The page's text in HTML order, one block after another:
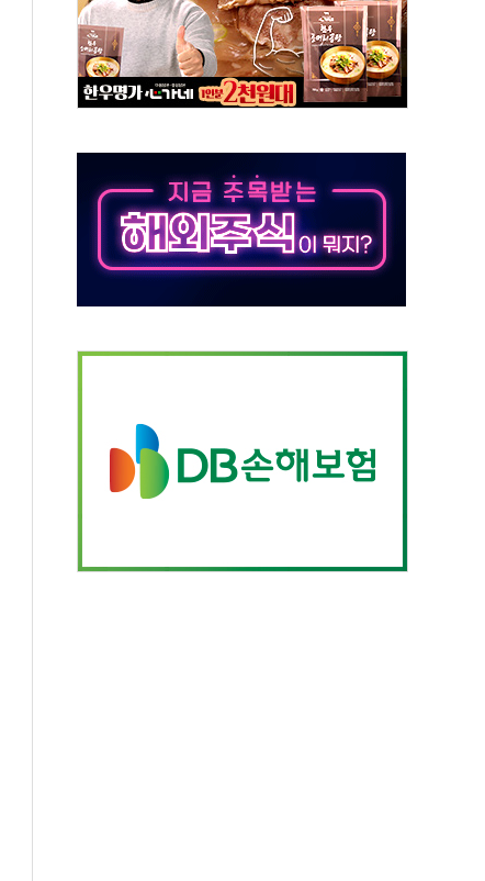
열질환자 2872명
내부서 '총선·대선 직격탄' 우려
선포
…경찰, 현행범 체포